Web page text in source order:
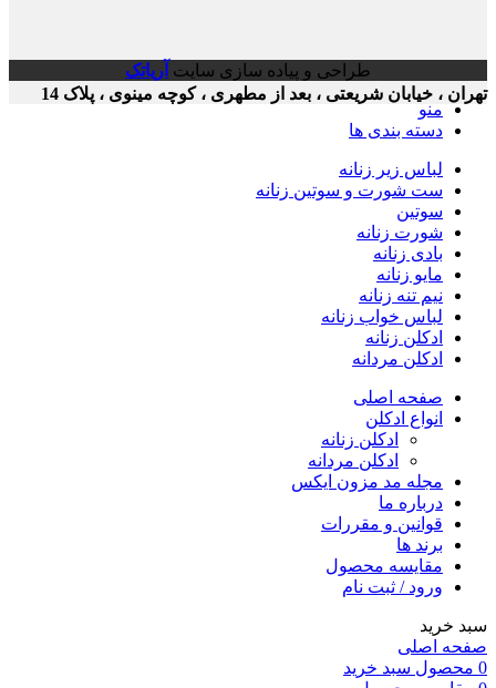
، خیابان شریعتی ، بعد از مطهری ، کوچه مینوی ، پلاک 14
طراحی و پیاده سازی سایتآریاتک
منو
دسته بندی ها
لباس زیر زنانه
ست شورت و سوتین زنانه
سوتین
شورت زنانه
بادی زنانه
مایو زنانه
نیم تنه زنانه
لباس خواب زنانه
ادکلن زنانه
ادکلن مردانه
صفحه اصلی
انواع ادکلن
ادکلن زنانه
ادکلن مردانه
مجله مد مزون ایکس
درباره ما
قوانین و مقررات
برند ها
مقایسه محصول
ورود / ثبت نام
اصلی
سبد خرید